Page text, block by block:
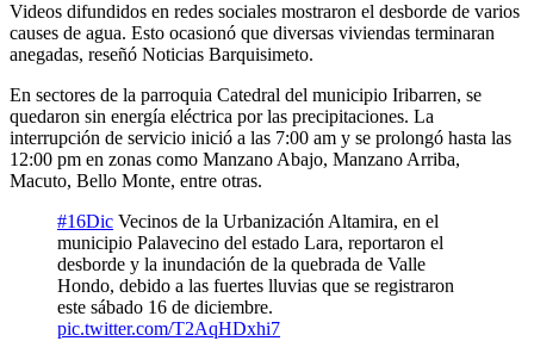
Videos difundidos en redes sociales mostraron el desborde de varios
causes de agua. Esto ocasionó que diversas viviendas terminaran
anegadas, reseñó Noticias Barquisimeto.
En sectores de la parroquia Catedral del municipio Iribarren, se
quedaron sin energía eléctrica por las precipitaciones. La
interrupción de servicio inició a las 7:00 am y se prolongó hasta las
12:00 pm en zonas como Manzano Abajo, Manzano Arriba,
Macuto, Bello Monte, entre otras.
#16Dic Vecinos de la Urbanización Altamira, en el
municipio Palavecino del estado Lara, reportaron el
desborde y la inundación de la quebrada de Valle
Hondo, debido a las fuertes lluvias que se registraron
este sábado 16 de diciembre.
pic.twitter.com/T2AqHDxhi7